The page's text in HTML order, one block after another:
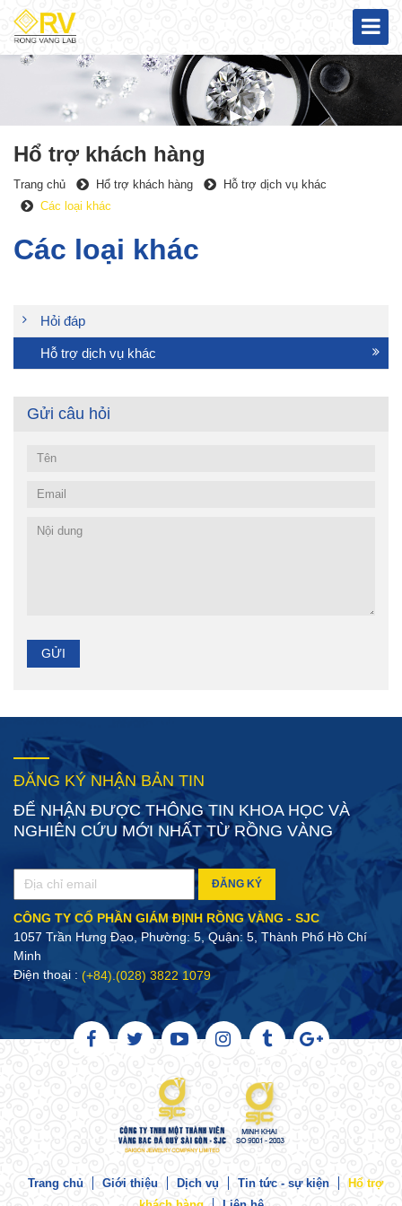
Hổ trợ khách hàng
Trang chủ Hổ trợ khách hàng
Hỗ trợ dịch vụ khác
Các loại khác
Các loại khác
Hỏi đáp
Hỗ trợ dịch vụ khác
Gửi câu hỏi
ĐĂNG KÝ NHẬN BẢN TIN
ĐỂ NHẬN ĐƯỢC THÔNG TIN KHOA HỌC VÀ
NGHIÊN CỨU MỚI NHẤT TỪ RỒNG VÀNG
ĐĂNG KÝ
CÔNG TY CỔ PHẦN GIÁM ĐỊNH RỒNG VÀNG - SJC
1057 Trần Hưng Đạo, Phường: 5, Quận: 5, Thành Phố Hồ Chí
Minh
Điện thoại : (+84).(028) 3822 1079
Trang chủ Giới thiệu Dịch vụ Tin tức - sự kiện
Hổ trợ